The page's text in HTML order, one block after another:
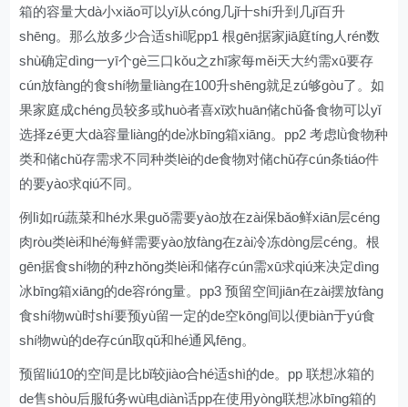
箱的容量大dà小xiǎo可以yǐ从cóng几jǐ十shí升到几jǐ百升
shēng。那么放多少合适shì呢pp1 根gēn据家jiā庭tíng人rén数
shù确定dìng一yī个gè三口kǒu之zhī家每měi天大约需xū要存
cún放fàng的食shí物量liàng在100升shēng就足zú够gòu了。如
果家庭成chéng员较多或huò者喜xǐ欢huān储chǔ备食物可以yǐ
选择zé更大dà容量liàng的de冰bīng箱xiāng。pp2 考虑lǜ食物种
类和储chǔ存需求不同种类lèi的de食物对储chǔ存cún条tiáo件
的要yào求qiú不同。
例lì如rú蔬菜和hé水果guǒ需要yào放在zài保bǎo鲜xiān层céng
肉ròu类lèi和hé海鲜需要yào放fàng在zài冷冻dòng层céng。根
gēn据食shí物的种zhǒng类lèi和储存cún需xū求qiú来决定dìng
冰bīng箱xiāng的de容róng量。pp3 预留空间jiān在zài摆放fàng
食shí物wù时shí要预yù留一定的de空kōng间以便biàn于yú食
shí物wù的de存cún取qǔ和hé通风fēng。
预留liú10的空间是比bǐ较jiào合hé适shì的de。pp 联想冰箱的
de售shòu后服fú务wù电diàn话pp在使用yòng联想冰bīng箱的